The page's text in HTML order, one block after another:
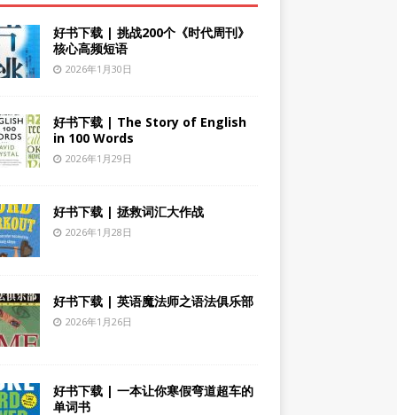
好书下载 | 挑战200个《时代周刊》
核心高频短语
2026年1月30日
好书下载 | The Story of English
in 100 Words
2026年1月29日
好书下载 | 拯救词汇大作战
2026年1月28日
好书下载 | 英语魔法师之语法俱乐部
2026年1月26日
好书下载 | 一本让你寒假弯道超车的
单词书